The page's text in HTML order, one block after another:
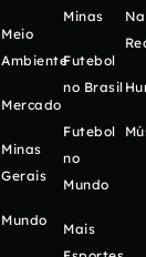
Meio
Ambiente
Mercado
Minas
Gerais
Mundo
Minas
Futebol
no Brasil
Futebol
no
Mundo
Mais